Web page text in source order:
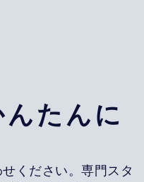
たんに
ください。専門スタ